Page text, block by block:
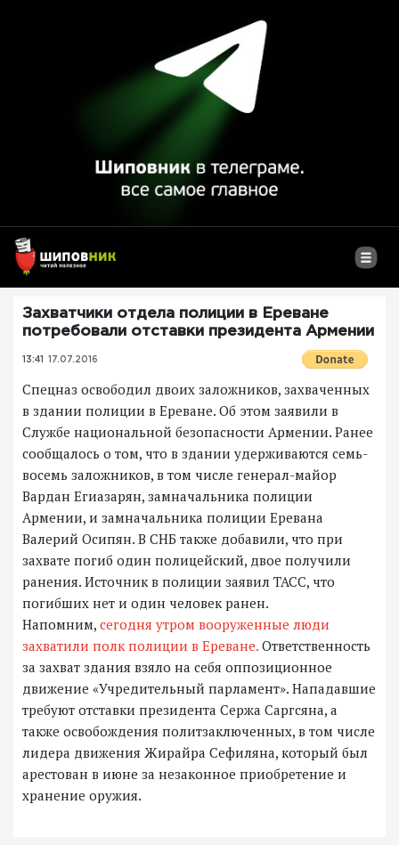
Захватчики отдела полиции в Ереване
потребовали отставки президента Армении
13:41 17.07.2016
Спецназ освободил двоих заложников, захваченных
в здании полиции в Ереване. Об этом заявили в
Службе национальной безопасности Армении. Ранее
сообщалось о том, что в здании удерживаются семь-
восемь заложников, в том числе генерал-майор
Вардан Егиазарян, замначальника полиции
Армении, и замначальника полиции Еревана
Валерий Осипян. В СНБ также добавили, что при
захвате погиб один полицейский, двое получили
ранения. Источник в полиции заявил ТАСС, что
погибших нет и один человек ранен.
Напомним, сегодня утром вооруженные люди
захватили полк полиции в Ереване. Ответственность
за захват здания взяло на себя оппозиционное
движение «Учредительный парламент». Нападавшие
требуют отставки президента Сержа Саргсяна, а
также освобождения политзаключенных, в том числе
лидера движения Жирайра Сефиляна, который был
арестован в июне за незаконное приобретение и
хранение оружия.